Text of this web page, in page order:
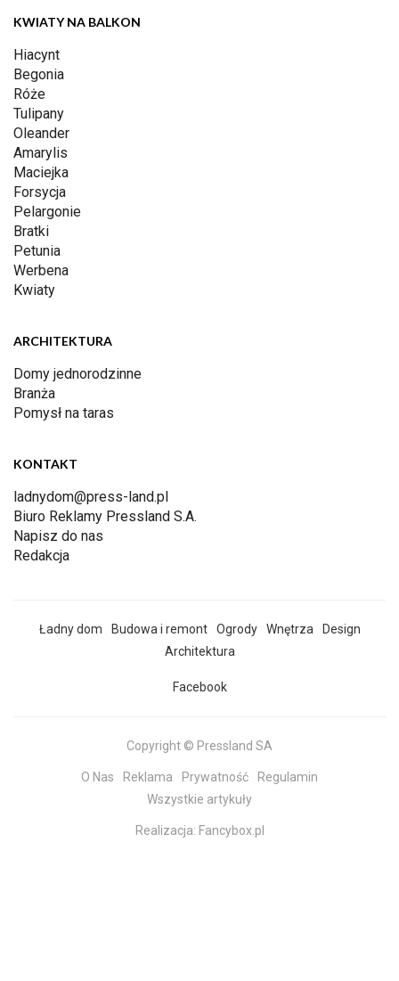
KWIATY NA BALKON
Hiacynt
Begonia
Róże
Tulipany
Oleander
Amarylis
Maciejka
Forsycja
Pelargonie
Bratki
Petunia
Werbena
Kwiaty
ARCHITEKTURA
Domy jednorodzinne
Branża
Pomysł na taras
KONTAKT
ladnydom@press-land.pl
Biuro Reklamy Pressland S.A.
Napisz do nas
Redakcja
Ładny dom Budowa i remont Ogrody Wnętrza
Design
Architektura
Facebook
Copyright © Pressland SA
O Nas Reklama Prywatność
Regulamin
Wszystkie artykuły
Realizacja: Fancybox.pl